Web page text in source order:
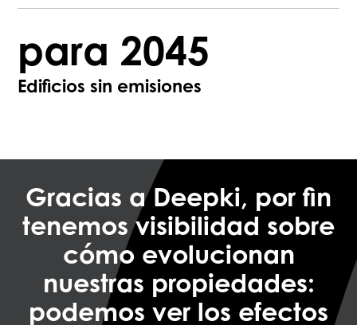
para 2045
Edificios sin emisiones
Gracias a Deepki, por fin
tenemos visibilidad sobre
cómo evolucionan
nuestras propiedades:
podemos ver los efectos